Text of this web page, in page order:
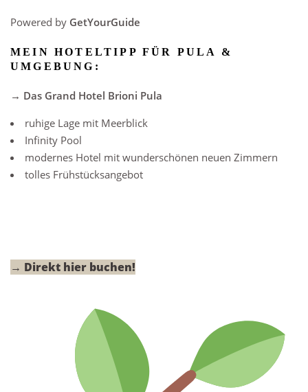
Powered by GetYourGuide
MEIN HOTELTIPP FÜR PULA &
UMGEBUNG:
→ Das Grand Hotel Brioni Pula
ruhige Lage mit Meerblick
Infinity Pool
modernes Hotel mit wunderschönen neuen Zimmern
tolles Frühstücksangebot
→ Direkt hier buchen!